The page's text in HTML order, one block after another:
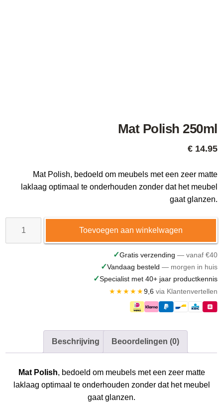
Mat Polish 250ml
€14.95
Mat Polish, bedoeld om meubels met een zeer matte
laklaag optimaal te onderhouden zonder dat het meubel
gaat glanzen.
Toevoegen aan winkelwagen
✓Gratis verzending — vanaf €40
✓Vandaag besteld — morgen in huis
✓Specialist met 40+ jaar productkennis
★★★★★9,6via Klantenvertellen
Beschrijving Beoordelingen (0)
Mat Polish, bedoeld om meubels met een zeer matte
laklaag optimaal te onderhouden zonder dat het meubel
gaat glanzen.